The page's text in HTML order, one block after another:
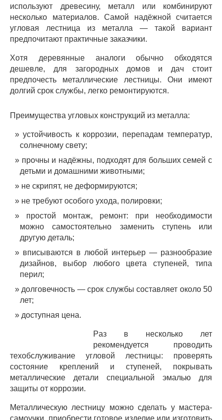
используют древесину, металл или комбинируют
несколько материалов. Самой надёжной считается
угловая лестница из металла — такой вариант
предпочитают практичные заказчики.
Хотя деревянные аналоги обычно обходятся
дешевле, для загородных домов и дач стоит
предпочесть металлические лестницы. Они имеют
долгий срок службы, легко ремонтируются.
Преимущества угловых конструкций из металла:
устойчивость к коррозии, перепадам температур,
солнечному свету;
прочны и надёжны, подходят для больших семей с
детьми и домашними животными;
не скрипят, не деформируются;
не требуют особого ухода, полировки;
простой монтаж, ремонт: при необходимости
можно самостоятельно заменить ступень или
другую деталь;
вписываются в любой интерьер — разнообразие
дизайнов, выбор любого цвета ступеней, типа
перил;
долговечность — срок службы составляет около 50
лет;
доступная цена.
Раз в несколько лет
рекомендуется проводить
техобслуживание угловой лестницы: проверять
состояние креплений и ступеней, покрывать
металлические детали специальной эмалью для
защиты от коррозии.
Металлическую лестницу можно сделать у мастера-
самоучки, приобрести готовое изделие или изготовить